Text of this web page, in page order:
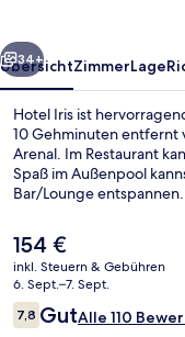
Weiter
34+
ÜbersichtZimmerLage
Hotel Iris ist
10 Gehminuten entfernt
Arenal. Im Restaurant
Spaß im Außenpool
Bar/Lounge entspannen.
Der
aktuelle
Preis
beträgt
154 €.
154 €
inkl. Steuern & Gebühren
6. Sept.–7. Sept.
Bewertungen
7,87,8 von 10.
GutAlle 110